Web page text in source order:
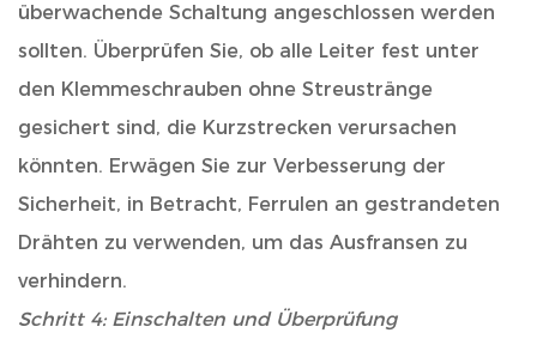
überwachende Schaltung angeschlossen werden
sollten. Überprüfen Sie, ob alle Leiter fest unter
den Klemmeschrauben ohne Streustränge
gesichert sind, die Kurzstrecken verursachen
könnten. Erwägen Sie zur Verbesserung der
Sicherheit, in Betracht, Ferrulen an gestrandeten
Drähten zu verwenden, um das Ausfransen zu
verhindern.
Schritt 4: Einschalten und Überprüfung